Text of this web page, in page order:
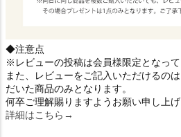
◆注意点
※レビューの投稿は会員様限定となって
また、レビューをご記入いただけるの
だいた商品のみとなります。
何卒ご理解賜りますようお願い申し上
詳細はこちら→